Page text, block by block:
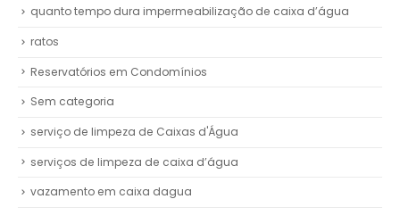
quanto tempo dura impermeabilização de caixa d’água
ratos
Reservatórios em Condomínios
Sem categoria
serviço de limpeza de Caixas d'Água
serviços de limpeza de caixa d’água
vazamento em caixa dagua